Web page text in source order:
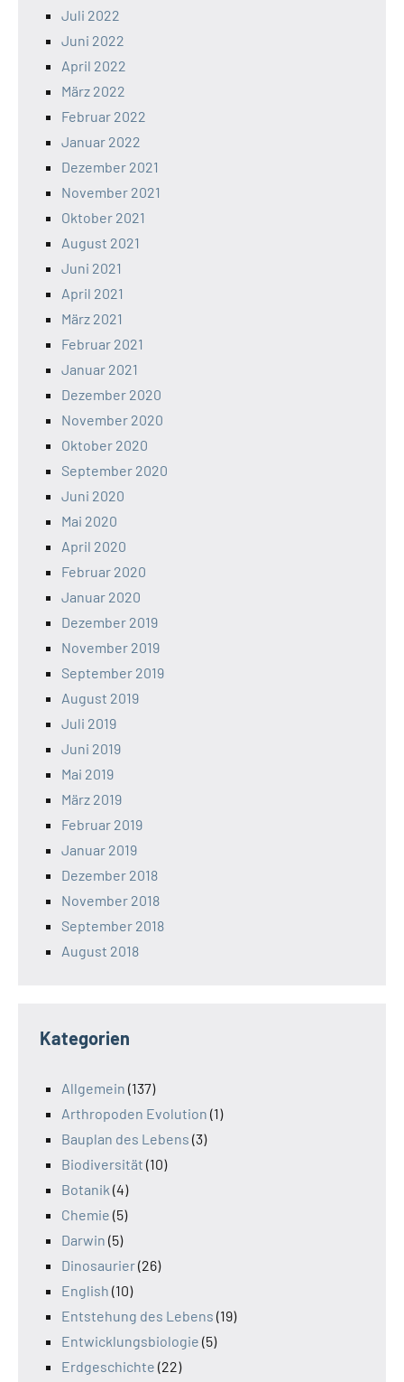
Juli 2022
Juni 2022
April 2022
März 2022
Februar 2022
Januar 2022
Dezember 2021
November 2021
Oktober 2021
August 2021
Juni 2021
April 2021
März 2021
Februar 2021
Januar 2021
Dezember 2020
November 2020
Oktober 2020
September 2020
Juni 2020
Mai 2020
April 2020
Februar 2020
Januar 2020
Dezember 2019
November 2019
September 2019
August 2019
Juli 2019
Juni 2019
Mai 2019
März 2019
Februar 2019
Januar 2019
Dezember 2018
November 2018
September 2018
August 2018
Kategorien
Allgemein (137)
Arthropoden Evolution (1)
Bauplan des Lebens (3)
Biodiversität (10)
Botanik (4)
Chemie (5)
Darwin (5)
Dinosaurier(26)
English (10)
Entstehung des Lebens (19)
Entwicklungsbiologie (5)
Erdgeschichte (22)